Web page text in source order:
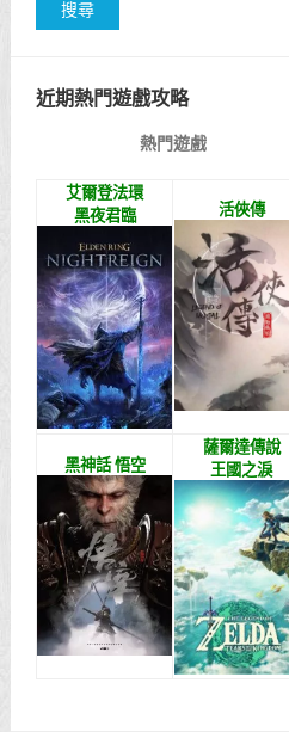
近期熱門遊戲攻略
熱門遊戲
艾爾登法環
黑夜君臨
活俠傳
黑神話 悟空
薩爾達傳說
王國之淚